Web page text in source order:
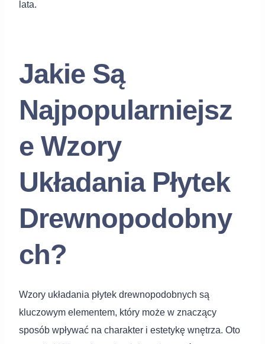
lata.
Jakie Są
Najpopularniejsz
e Wzory
Układania Płytek
Drewnopodobny
ch?
Wzory układania płytek drewnopodobnych są
kluczowym elementem, który może w znaczący
sposób wpływać na charakter i estetykę wnętrza. Oto